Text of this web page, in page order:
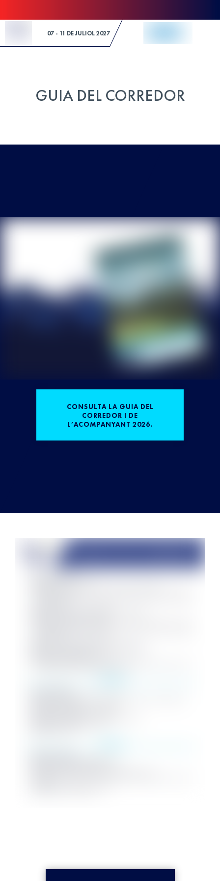
07 - 11 DE JULIOL 2027
GUIA DEL CORREDOR
CONSULTA LA GUIA DEL
CORREDOR I DE
L’ACOMPANYANT 2026.